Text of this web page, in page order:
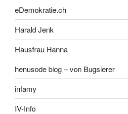
eDemokratie.ch
Harald Jenk
Hausfrau Hanna
henusode blog – von Bugsierer
infamy
IV-Info